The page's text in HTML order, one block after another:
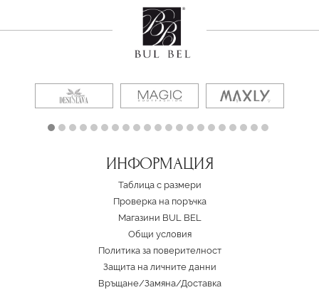
ИНФОРМАЦИЯ
Таблица с размери
Проверка на поръчка
Магазини BUL BEL
Oбщи условия
Политика за поверителност
Защита на личните данни
Връщане/Замяна/Доставка